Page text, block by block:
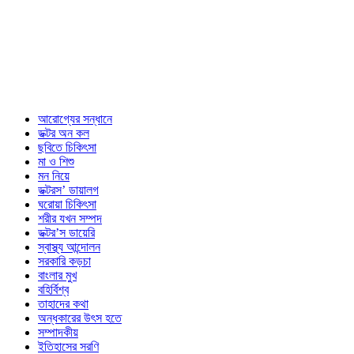
আরোগ্যের সন্ধানে
ডক্টর অন কল
ছবিতে চিকিৎসা
মা ও শিশু
মন নিয়ে
ডক্টরস’ ডায়ালগ
ঘরোয়া চিকিৎসা
শরীর যখন সম্পদ
ডক্টর’স ডায়েরি
স্বাস্থ্য আন্দোলন
সরকারি কড়চা
বাংলার মুখ
বহির্বিশ্ব
তাহাদের কথা
অন্ধকারের উৎস হতে
সম্পাদকীয়
ইতিহাসের সরণি